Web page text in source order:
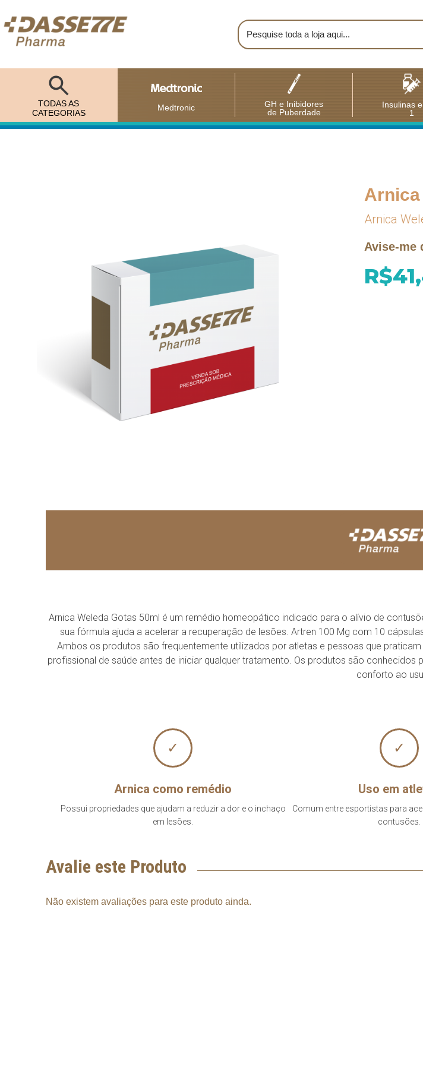
TODAS AS
CATEGORIAS
Medtronic
GH e Inibidores
de Puberdade
Insulinas
1
Arnica
Arnica
Avise-me
Arnica Weleda Gotas 50ml é um remédio homeopático indicado para o alívio de
sua fórmula ajuda a acelerar a recuperação de lesões. Artren 100 Mg com 10
Ambos os produtos são frequentemente utilizados por atletas e pessoas que
profissional de saúde antes de iniciar qualquer tratamento. Os produtos são
conforto ao
✓
Arnica como remédio
Possui propriedades que ajudam a reduzir a dor e o inchaço
em lesões.
✓
Uso em
Comum entre esportistas para
contusões.
Avalie este Produto
Não existem avaliações para este produto ainda.